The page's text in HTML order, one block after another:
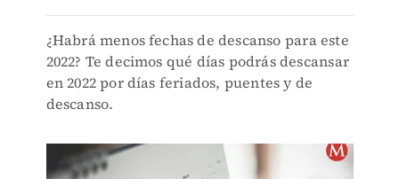
¿Habrá menos fechas de descanso para este
2022? Te decimos qué días podrás descansar
en 2022 por días feriados, puentes y de
descanso.